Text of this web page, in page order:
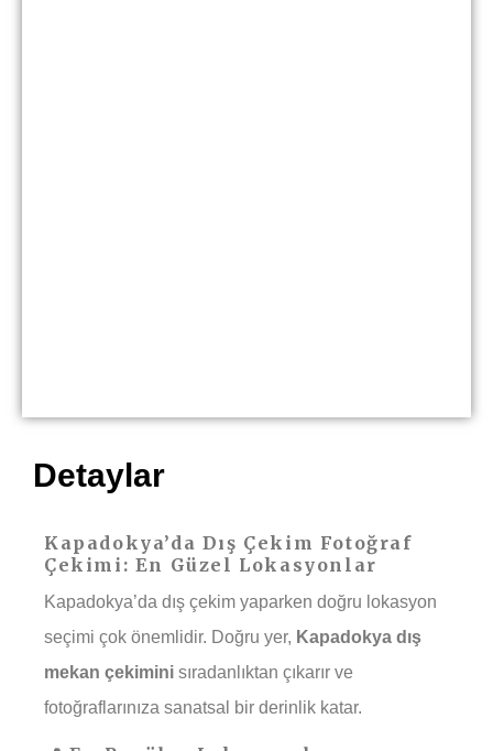
Detaylar
Kapadokya’da Dış Çekim Fotoğraf
Çekimi: En Güzel Lokasyonlar
Kapadokya’da dış çekim yaparken doğru lokasyon
seçimi çok önemlidir. Doğru yer, Kapadokya dış
mekan çekimini sıradanlıktan çıkarır ve
fotoğraflarınıza sanatsal bir derinlik katar.